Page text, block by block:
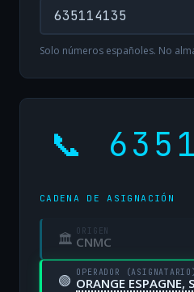
Solo números españoles. No
📞
CADENA DE ASIGNACIÓN
🏛 ORIGEN
CNMC
🟢 OPERADOR (ASIGNATARIO)
ORANGE ESPAGNE,